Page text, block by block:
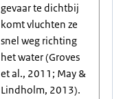
gevaar te dichtbij
komt vluchten ze
snel weg richting
het water (Groves
et al., 2011; May &
Lindholm, 2013).